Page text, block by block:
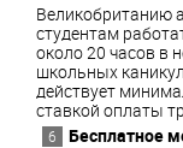
Великобританию
студентам
около 20 часов в
школьных
действует
ставкой оплаты
Бесплатное